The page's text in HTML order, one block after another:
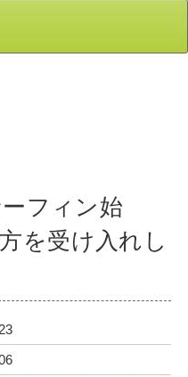
フィン始
を受け入れし